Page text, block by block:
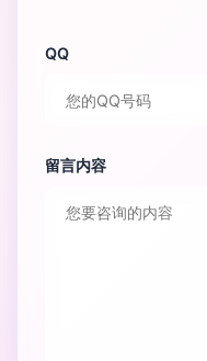
QQ
留言内容